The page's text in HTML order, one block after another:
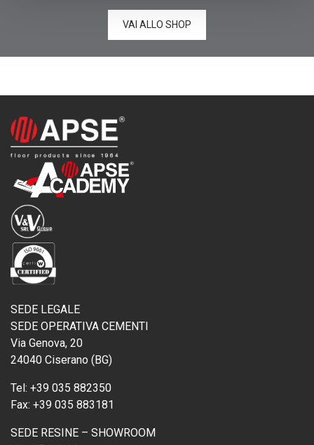
VAI ALLO SHOP
SEDE LEGALE
SEDE OPERATIVA CEMENTI
Via Genova, 20
24040 Ciserano (BG)
Tel: +39 035 882350
Fax: +39 035 883181
SEDE RESINE – SHOWROOM